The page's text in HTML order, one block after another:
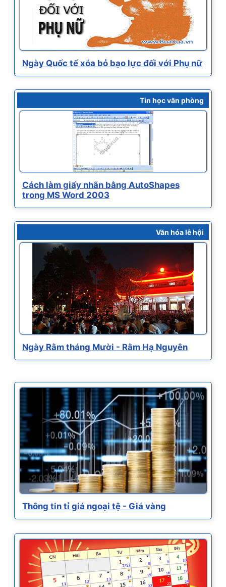
Ngày Quốc tế xóa bỏ bạo lực đối với Phụ nữ
Tin học văn phòng
Cách làm giấy nhãn bằng AutoShapes
trong MS Word 2003
Văn hóa lễ hội
Ngày Rằm tháng Mười - Rằm Hạ Nguyên
Thông tin tỉ giá ngoại tệ - Giá vàng